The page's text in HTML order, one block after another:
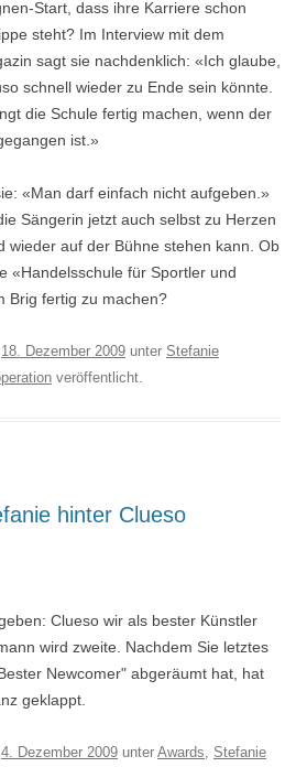
Start, dass ihre Karriere schon
steht? Im Interview mit dem
sagt sie nachdenklich: «Ich glaube,
schnell wieder zu Ende sein könnte.
die Schule fertig machen, wenn der
ist.»
«Man darf einfach nicht aufgeben.»
Sängerin jetzt auch selbst zu Herzen
wieder auf der Bühne stehen kann. Ob
«Handelsschule für Sportler und
Brig fertig zu machen?
18. Dezember 2009 unter Stefanie
veröffentlicht.
hinter Clueso
Clueso wir als bester Künstler
wird zweite. Nachdem Sie letztes
Newcomer" abgeräumt hat, hat
geklappt.
4. Dezember 2009 unter Awards
Stefanie